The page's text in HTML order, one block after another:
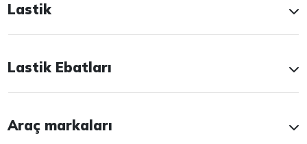
Lastik
Lastik Ebatları
Araç markaları